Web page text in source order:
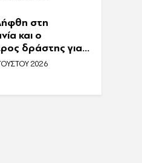
στη
και ο
δράστης για
2026